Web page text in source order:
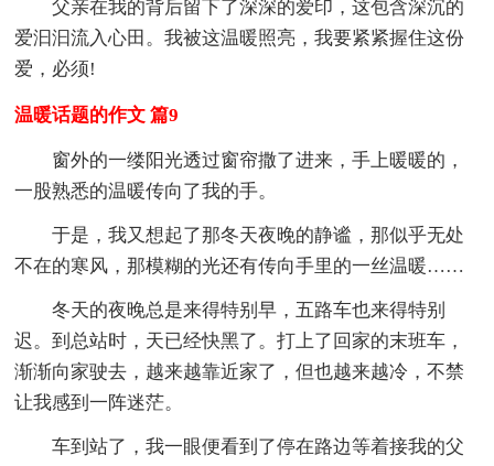
父亲在我的背后留下了深深的爱印，这包含深沉的
爱汩汩流入心田。我被这温暖照亮，我要紧紧握住这份
爱，必须!
温暖话题的作文 篇9
窗外的一缕阳光透过窗帘撒了进来，手上暖暖的，
一股熟悉的温暖传向了我的手。
于是，我又想起了那冬天夜晚的静谧，那似乎无处
不在的寒风，那模糊的光还有传向手里的一丝温暖……
冬天的夜晚总是来得特别早，五路车也来得特别
迟。到总站时，天已经快黑了。打上了回家的末班车，
渐渐向家驶去，越来越靠近家了，但也越来越冷，不禁
让我感到一阵迷茫。
车到站了，我一眼便看到了停在路边等着接我的父